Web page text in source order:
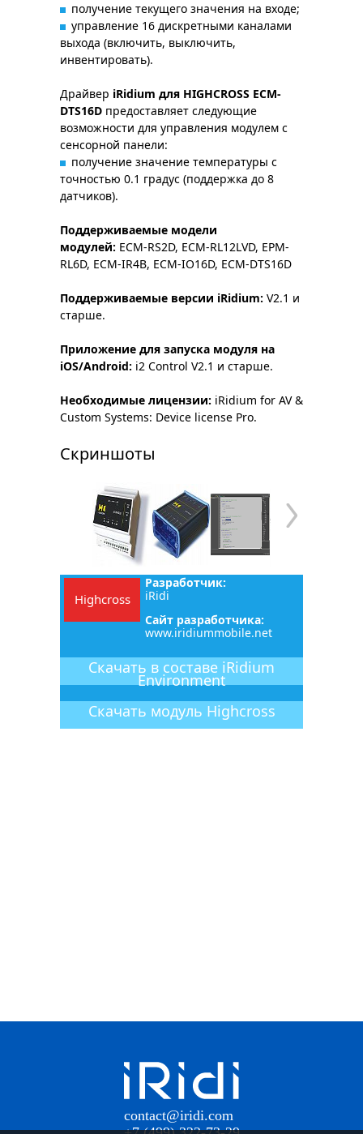
получение текущего значения на входе;
управление 16 дискретными каналами
выхода (включить, выключить,
инвентировать).
Драйвер iRidium для HIGHCROSS ECM-
DTS16D предоставляет следующие
возможности для управления модулем с
сенсорной панели:
получение значение температуры с
точностью 0.1 градус (поддержка до 8
датчиков).
Поддерживаемые модели
модулей: ECM-RS2D, ECM-RL12LVD, EPM-
RL6D, ECM-IR4B, ECM-IO16D, ECM-DTS16D
Поддерживаемые версии iRidium: V2.1 и
старше.
Приложение для запуска модуля на
iOS/Android: i2 Control V2.1 и старше.
Необходимые лицензии: iRidium for AV &
Custom Systems: Device license Pro.
Скриншоты
Highcross
Разработчик:
iRidi
Сайт разработчика:
www.iridiummobile.net
Скачать в составе iRidium
Environment
Скачать модуль Highcross
contact@iridi.com